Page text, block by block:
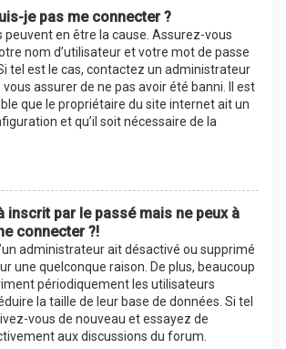
je pas me connecter ?
peuvent en être la cause. Assurez-vous
nom d’utilisateur et votre mot de passe
tel est le cas, contactez un administrateur
assurer de ne pas avoir été banni. Il est
que le propriétaire du site internet ait un
et qu’il soit nécessaire de la
inscrit par le passé mais ne peux à
connecter ?!
administrateur ait désactivé ou supprimé
une quelconque raison. De plus, beaucoup
périodiquement les utilisateurs
la taille de leur base de données. Si tel
vous de nouveau et essayez de
aux discussions du forum.